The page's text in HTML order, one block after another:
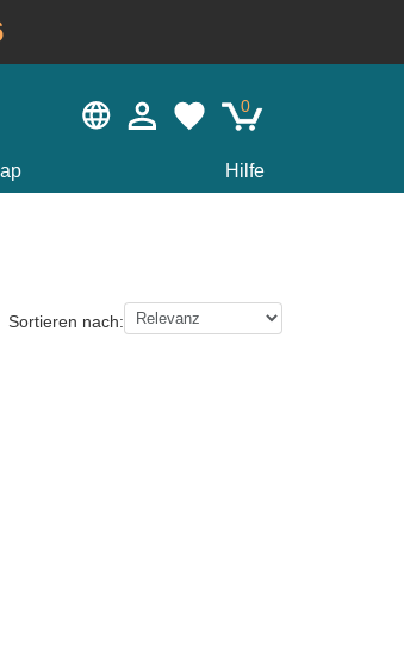
0
Hilfe
Sortieren nach: